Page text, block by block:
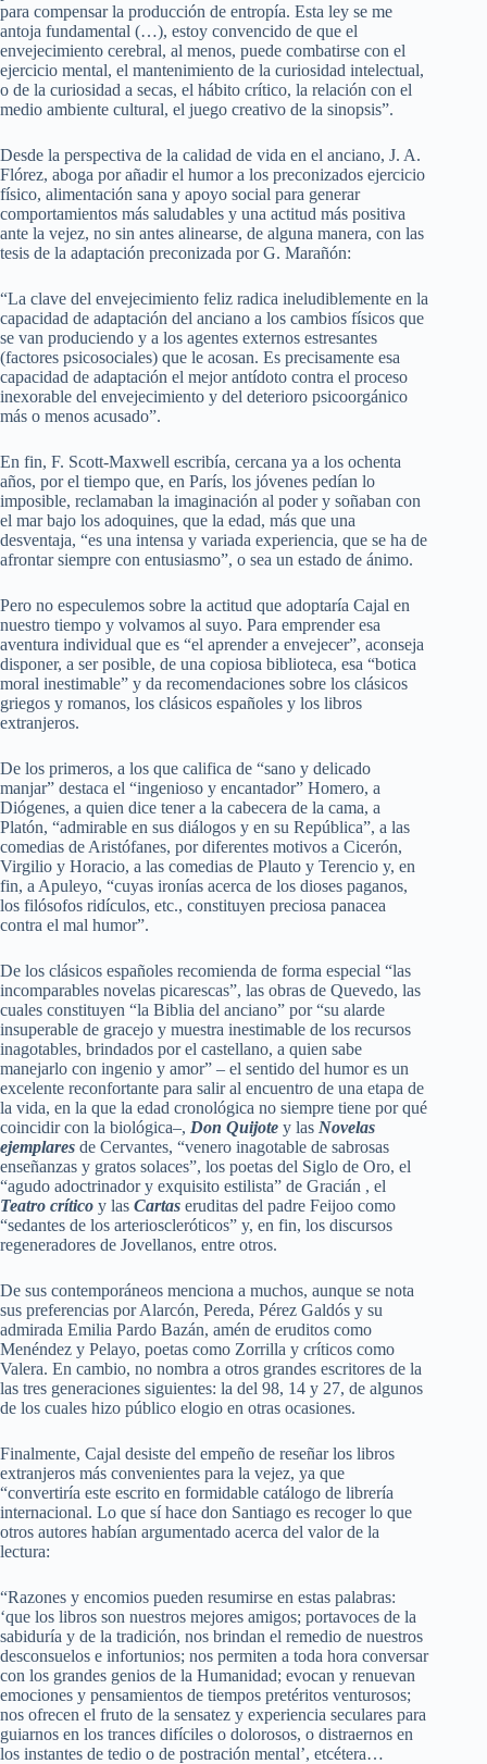
para compensar la producción de entropía. Esta ley se me
antoja fundamental (…), estoy convencido de que el
envejecimiento cerebral, al menos, puede combatirse con el
ejercicio mental, el mantenimiento de la curiosidad intelectual,
o de la curiosidad a secas, el hábito crítico, la relación con el
medio ambiente cultural, el juego creativo de la sinopsis”.
Desde la perspectiva de la calidad de vida en el anciano, J. A.
Flórez, aboga por añadir el humor a los preconizados ejercicio
físico, alimentación sana y apoyo social para generar
comportamientos más saludables y una actitud más positiva
ante la vejez, no sin antes alinearse, de alguna manera, con las
tesis de la adaptación preconizada por G. Marañón:
“La clave del envejecimiento feliz radica ineludiblemente en la
capacidad de adaptación del anciano a los cambios físicos que
se van produciendo y a los agentes externos estresantes
(factores psicosociales) que le acosan. Es precisamente esa
capacidad de adaptación el mejor antídoto contra el proceso
inexorable del envejecimiento y del deterioro psicoorgánico
más o menos acusado”.
En fin, F. Scott-Maxwell escribía, cercana ya a los ochenta
años, por el tiempo que, en París, los jóvenes pedían lo
imposible, reclamaban la imaginación al poder y soñaban con
el mar bajo los adoquines, que la edad, más que una
desventaja, “es una intensa y variada experiencia, que se ha de
afrontar siempre con entusiasmo”, o sea un estado de ánimo.
Pero no especulemos sobre la actitud que adoptaría Cajal en
nuestro tiempo y volvamos al suyo. Para emprender esa
aventura individual que es “el aprender a envejecer”, aconseja
disponer, a ser posible, de una copiosa biblioteca, esa “botica
moral inestimable” y da recomendaciones sobre los clásicos
griegos y romanos, los clásicos españoles y los libros
extranjeros.
De los primeros, a los que califica de “sano y delicado
manjar” destaca el “ingenioso y encantador” Homero, a
Diógenes, a quien dice tener a la cabecera de la cama, a
Platón, “admirable en sus diálogos y en su República”, a las
comedias de Aristófanes, por diferentes motivos a Cicerón,
Virgilio y Horacio, a las comedias de Plauto y Terencio y, en
fin, a Apuleyo, “cuyas ironías acerca de los dioses paganos,
los filósofos ridículos, etc., constituyen preciosa panacea
contra el mal humor”.
De los clásicos españoles recomienda de forma especial “las
incomparables novelas picarescas”, las obras de Quevedo, las
cuales constituyen “la Biblia del anciano” por “su alarde
insuperable de gracejo y muestra inestimable de los recursos
inagotables, brindados por el castellano, a quien sabe
manejarlo con ingenio y amor” – el sentido del humor es un
excelente reconfortante para salir al encuentro de una etapa de
la vida, en la que la edad cronológica no siempre tiene por qué
coincidir con la biológica–, Don Quijote y las Novelas
ejemplares de Cervantes, “venero inagotable de sabrosas
enseñanzas y gratos solaces”, los poetas del Siglo de Oro, el
“agudo adoctrinador y exquisito estilista” de Gracián , el
Teatro crítico y las Cartas eruditas del padre Feijoo como
“sedantes de los arterioscleróticos” y, en fin, los discursos
regeneradores de Jovellanos, entre otros.
De sus contemporáneos menciona a muchos, aunque se nota
sus preferencias por Alarcón, Pereda, Pérez Galdós y su
admirada Emilia Pardo Bazán, amén de eruditos como
Menéndez y Pelayo, poetas como Zorrilla y críticos como
Valera. En cambio, no nombra a otros grandes escritores de la
las tres generaciones siguientes: la del 98, 14 y 27, de algunos
de los cuales hizo público elogio en otras ocasiones.
Finalmente, Cajal desiste del empeño de reseñar los libros
extranjeros más convenientes para la vejez, ya que
“convertiría este escrito en formidable catálogo de librería
internacional. Lo que sí hace don Santiago es recoger lo que
otros autores habían argumentado acerca del valor de la
lectura:
“Razones y encomios pueden resumirse en estas palabras:
‘que los libros son nuestros mejores amigos; portavoces de la
sabiduría y de la tradición, nos brindan el remedio de nuestros
desconsuelos e infortunios; nos permiten a toda hora conversar
con los grandes genios de la Humanidad; evocan y renuevan
emociones y pensamientos de tiempos pretéritos venturosos;
nos ofrecen el fruto de la sensatez y experiencia seculares para
guiarnos en los trances difíciles o dolorosos, o distraernos en
los instantes de tedio o de postración mental’, etcétera…